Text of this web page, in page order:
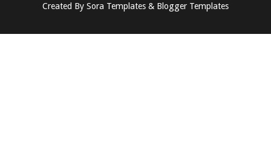
Created By Sora Templates & Blogger Templates